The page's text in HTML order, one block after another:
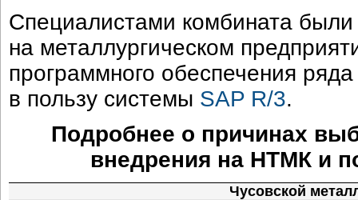
Специалистами комбината
на металлургическом
программного обеспечения
в пользу системы SAP R/3.
Подробнее о причинах
внедрения на НТМК и
Чусовской